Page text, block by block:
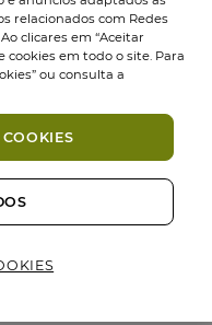
inspirada na
que oferecem
frescos e
está enriquecida
a perfeita para
com um
relacionados com Redes
clicares em “Aceitar
cookies em todo o site. Para
ou consulta a